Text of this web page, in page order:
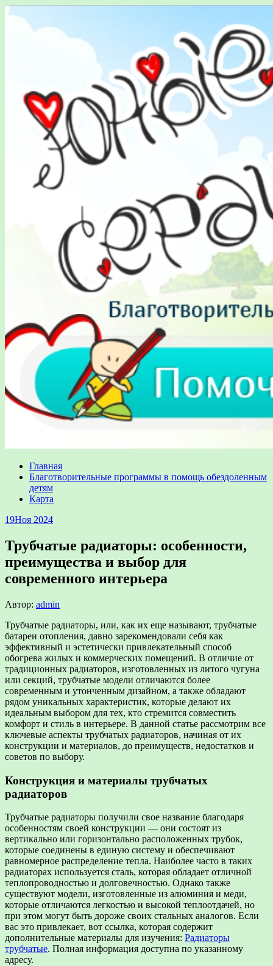
Главная
Благотворительные программы в помощь обездоленным
детям
Карта
19Ноя 2024
Трубчатые радиаторы: особенности,
преимущества и выбор для
современного интерьера
Автор: admin
Трубчатые радиаторы, или, как их еще называют, трубчатые
батареи отопления, давно зарекомендовали себя как
эффективный и эстетически привлекательный способ
обогрева жилых и коммерческих помещений. В отличие от
традиционных радиаторов, изготовленных из литого чугуна
или секций, трубчатые модели отличаются более
современным и утонченным дизайном, а также обладают
рядом уникальных характеристик, которые делают их
идеальным выбором для тех, кто стремится совместить
комфорт и стиль в интерьере. В данной статье рассмотрим все
ключевые аспекты трубчатых радиаторов, начиная от их
конструкции и материалов, до преимуществ, недостатков и
советов по выбору.
Конструкция и материалы трубчатых
радиаторов
Трубчатые радиаторы получили свое название благодаря
особенностям своей конструкции — они состоят из
вертикально или горизонтально расположенных трубок,
которые соединены в единую систему и обеспечивают
равномерное распределение тепла. Наиболее часто в таких
радиаторах используется сталь, которая обладает отличной
теплопроводностью и долговечностью. Однако также
существуют модели, изготовленные из алюминия и меди,
которые отличаются легкостью и высокой теплоотдачей, но
при этом могут быть дороже своих стальных аналогов. Если
вас это привлекает, вот ссылка, которая содержит
дополнительные материалы для изучения: Радиаторы
трубчатые. Полная информация доступна по указанному
адресу.